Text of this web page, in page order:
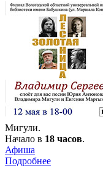
Мигули.
Начало в 18 часов.
Афиша
Подробнее